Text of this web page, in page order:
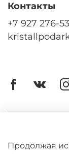
Оферта
Контакты
+7 927 276-
Продолжая